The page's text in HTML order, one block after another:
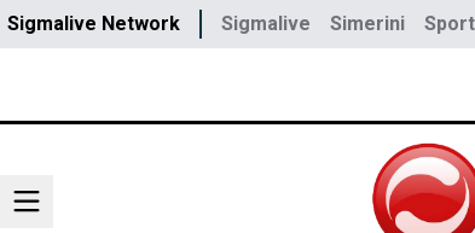
Sigmalive Network Sigmalive Simerini